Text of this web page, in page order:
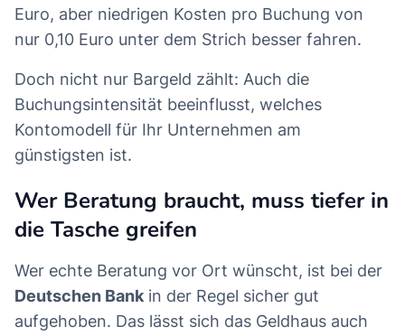
Euro, aber niedrigen Kosten pro Buchung von
nur 0,10 Euro unter dem Strich besser fahren.
Doch nicht nur Bargeld zählt: Auch die
Buchungsintensität beeinflusst, welches
Kontomodell für Ihr Unternehmen am
günstigsten ist.
Wer Beratung braucht, muss tiefer in
die Tasche greifen
Wer echte Beratung vor Ort wünscht, ist bei der
Deutschen Bank in der Regel sicher gut
aufgehoben. Das lässt sich das Geldhaus auch